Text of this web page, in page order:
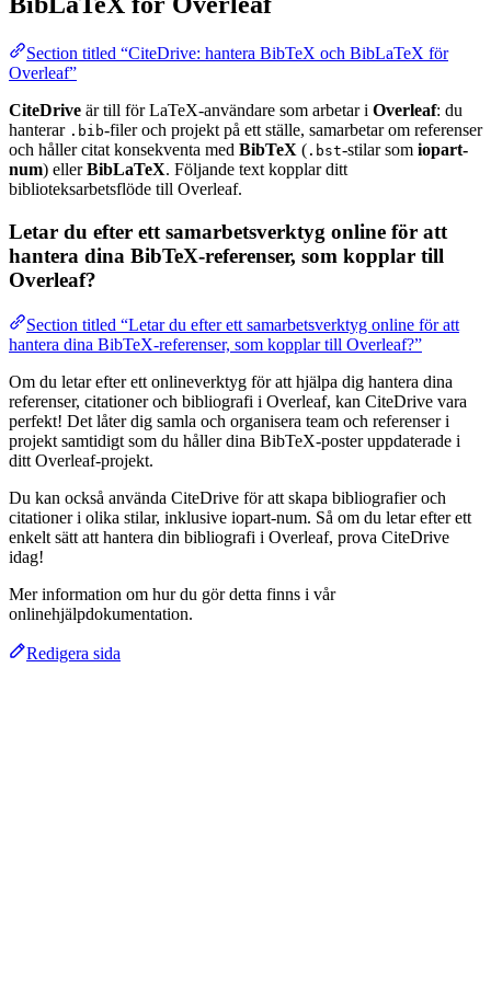
Section titled “CiteDrive: hantera BibTeX och BibLaTeX för
Overleaf”
CiteDrive är till för LaTeX-användare som arbetar i Overleaf: du
hanterar .bib-filer och projekt på ett ställe, samarbetar om referenser
och håller citat konsekventa med BibTeX ( .bst-stilar som iopart-
num) ellerBibLaTeX. Följande text kopplar ditt
biblioteksarbetsflöde till Overleaf.
Letar du efter ett samarbetsverktyg online för att
hantera dina BibTeX-referenser, som kopplar till
Overleaf?
Section titled “Letar du efter ett samarbetsverktyg online för att
hantera dina BibTeX-referenser, som kopplar till Overleaf?”
Om du letar efter ett onlineverktyg för att hjälpa dig hantera dina
referenser, citationer och bibliografi i Overleaf, kan CiteDrive vara
perfekt! Det låter dig samla och organisera team och referenser i
projekt samtidigt som du håller dina BibTeX-poster uppdaterade i
ditt Overleaf-projekt.
Du kan också använda CiteDrive för att skapa bibliografier och
citationer i olika stilar, inklusive iopart-num. Så om du letar efter ett
enkelt sätt att hantera din bibliografi i Overleaf, prova CiteDrive
idag!
Mer information om hur du gör detta finns i vår
onlinehjälpdokumentation.
Redigera sida